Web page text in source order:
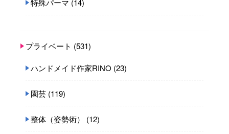
特殊パーマ (14)
プライベート (531)
ハンドメイド作家RINO (23)
園芸 (119)
整体（姿勢術） (12)